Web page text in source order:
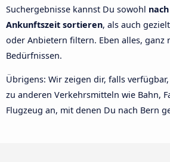
Suchergebnisse kannst Du sowohl
Ankunftszeit sortieren, als auch
oder Anbietern filtern. Eben alles, ganz
Bedürfnissen.
Übrigens: Wir zeigen dir, falls
zu anderen Verkehrsmitteln wie Bahn,
Flugzeug an, mit denen Du nach Bern